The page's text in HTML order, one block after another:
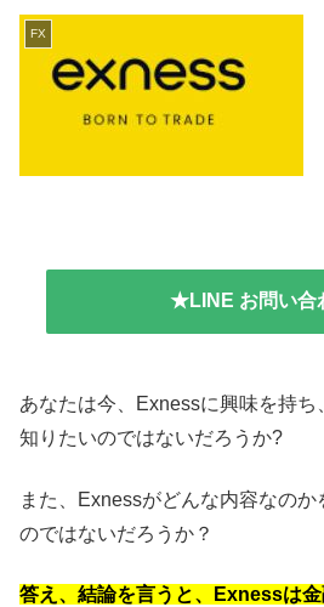
FX
★LINE お問い
あなたは今、Exnessに興味を持ち
知りたいのではないだろうか?
また、Exnessがどんな内容なの
のではないだろうか？
答え、結論を言うと、Exnessは